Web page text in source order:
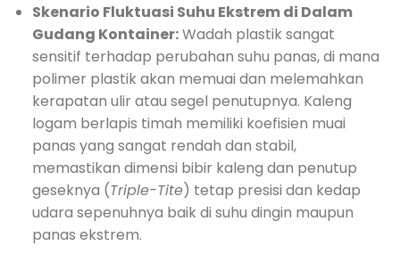
Skenario Fluktuasi Suhu Ekstrem di Dalam
Gudang Kontainer:Wadah plastik sangat
sensitif terhadap perubahan suhu panas, di mana
polimer plastik akan memuai dan melemahkan
kerapatan ulir atau segel penutupnya. Kaleng
logam berlapis timah memiliki koefisien muai
panas yang sangat rendah dan stabil,
memastikan dimensi bibir kaleng dan penutup
geseknya (Triple-Tite) tetap presisi dan kedap
udara sepenuhnya baik di suhu dingin maupun
panas ekstrem.